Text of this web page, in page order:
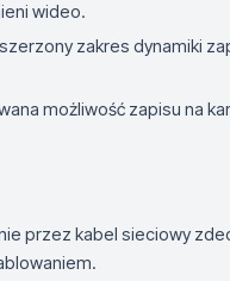
wideo.
zakres dynamiki
możliwość zapisu na
przez kabel sieciowy